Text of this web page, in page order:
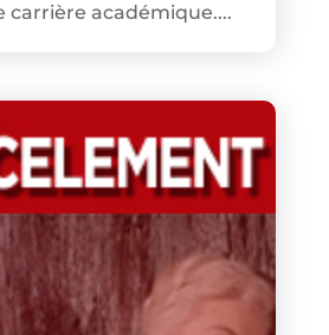
carrière académique....